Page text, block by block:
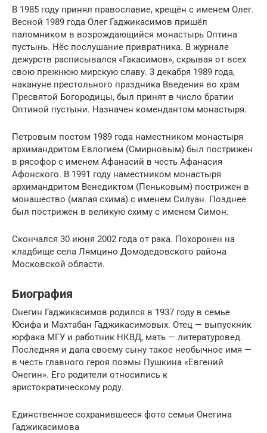
В 1985 году принял православие, крещён с именем Олег.
Весной 1989 года Олег Гаджикасимов пришёл
паломником в возрождающийся монастырь Оптина
пустынь. Нёс послушание привратника. В журнале
дежурств расписывался «Гакасимов», скрывая от всех
свою прежнюю мирскую славу. 3 декабря 1989 года,
накануне престольного праздника Введения во храм
Пресвятой Богородицы, был принят в число братии
Оптиной пустыни. Назначен комендантом монастыря.
Петровым постом 1989 года наместником монастыря
архимaндритом Евлогием (Смирновым) был пострижен
в рясофор с именем Афанасий в честь Афанасия
Афонского. В 1991 году наместником монастыря
архимaндритом Венедиктом (Пеньковым) пострижен в
монашество (малая схима) с именем Силуан. Позднее
был пострижен в великую схиму с именем Симон.
Скончался 30 июня 2002 года от paка. Похоронен на
кладбище села Лямцино Домодедовского района
Московской области.
Биография
Онегин Гаджикасимов родился в 1937 году в семье
Юсифа и Махтабан Гаджикасимовых. Отец — выпускник
юрфака МГУ и работник НКВД, мать — литературовед.
Последняя и дала своему сыну такое необычное имя —
в честь главного героя поэмы Пушкина «Евгений
Онегин». Его родители относились к
аристократическому роду.
Единственное сохранившееся фото семьи Онегина
Гаджикасимова